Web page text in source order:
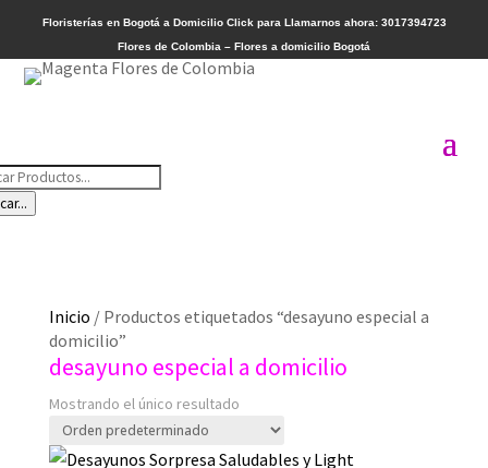
Floristerías en Bogotá a Domicilio Click para Llamarnos ahora: 3017394723
Flores de Colombia – Flores a domicilio Bogotá
Inicio / Productos etiquetados “desayuno especial a
domicilio”
desayuno especial a domicilio
Mostrando el único resultado